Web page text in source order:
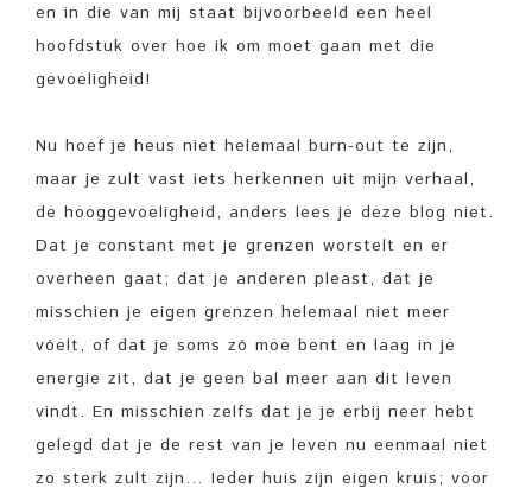
en in die van mij staat bijvoorbeeld een heel
hoofdstuk over hoe ik om moet gaan met die
gevoeligheid!
Nu hoef je heus niet helemaal burn-out te zijn,
maar je zult vast iets herkennen uit mijn verhaal,
de hooggevoeligheid, anders lees je deze blog niet.
Dat je constant met je grenzen worstelt en er
overheen gaat; dat je anderen pleast, dat je
misschien je eigen grenzen helemaal niet meer
vóelt, of dat je soms zó moe bent en laag in je
energie zit, dat je geen bal meer aan dit leven
vindt. En misschien zelfs dat je je erbij neer hebt
gelegd dat je de rest van je leven nu eenmaal niet
zo sterk zult zijn… Ieder huis zijn eigen kruis; voor